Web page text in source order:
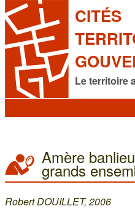
CITÉS
Le territoire
Amère
grands
Robert DOUILLET, 2006